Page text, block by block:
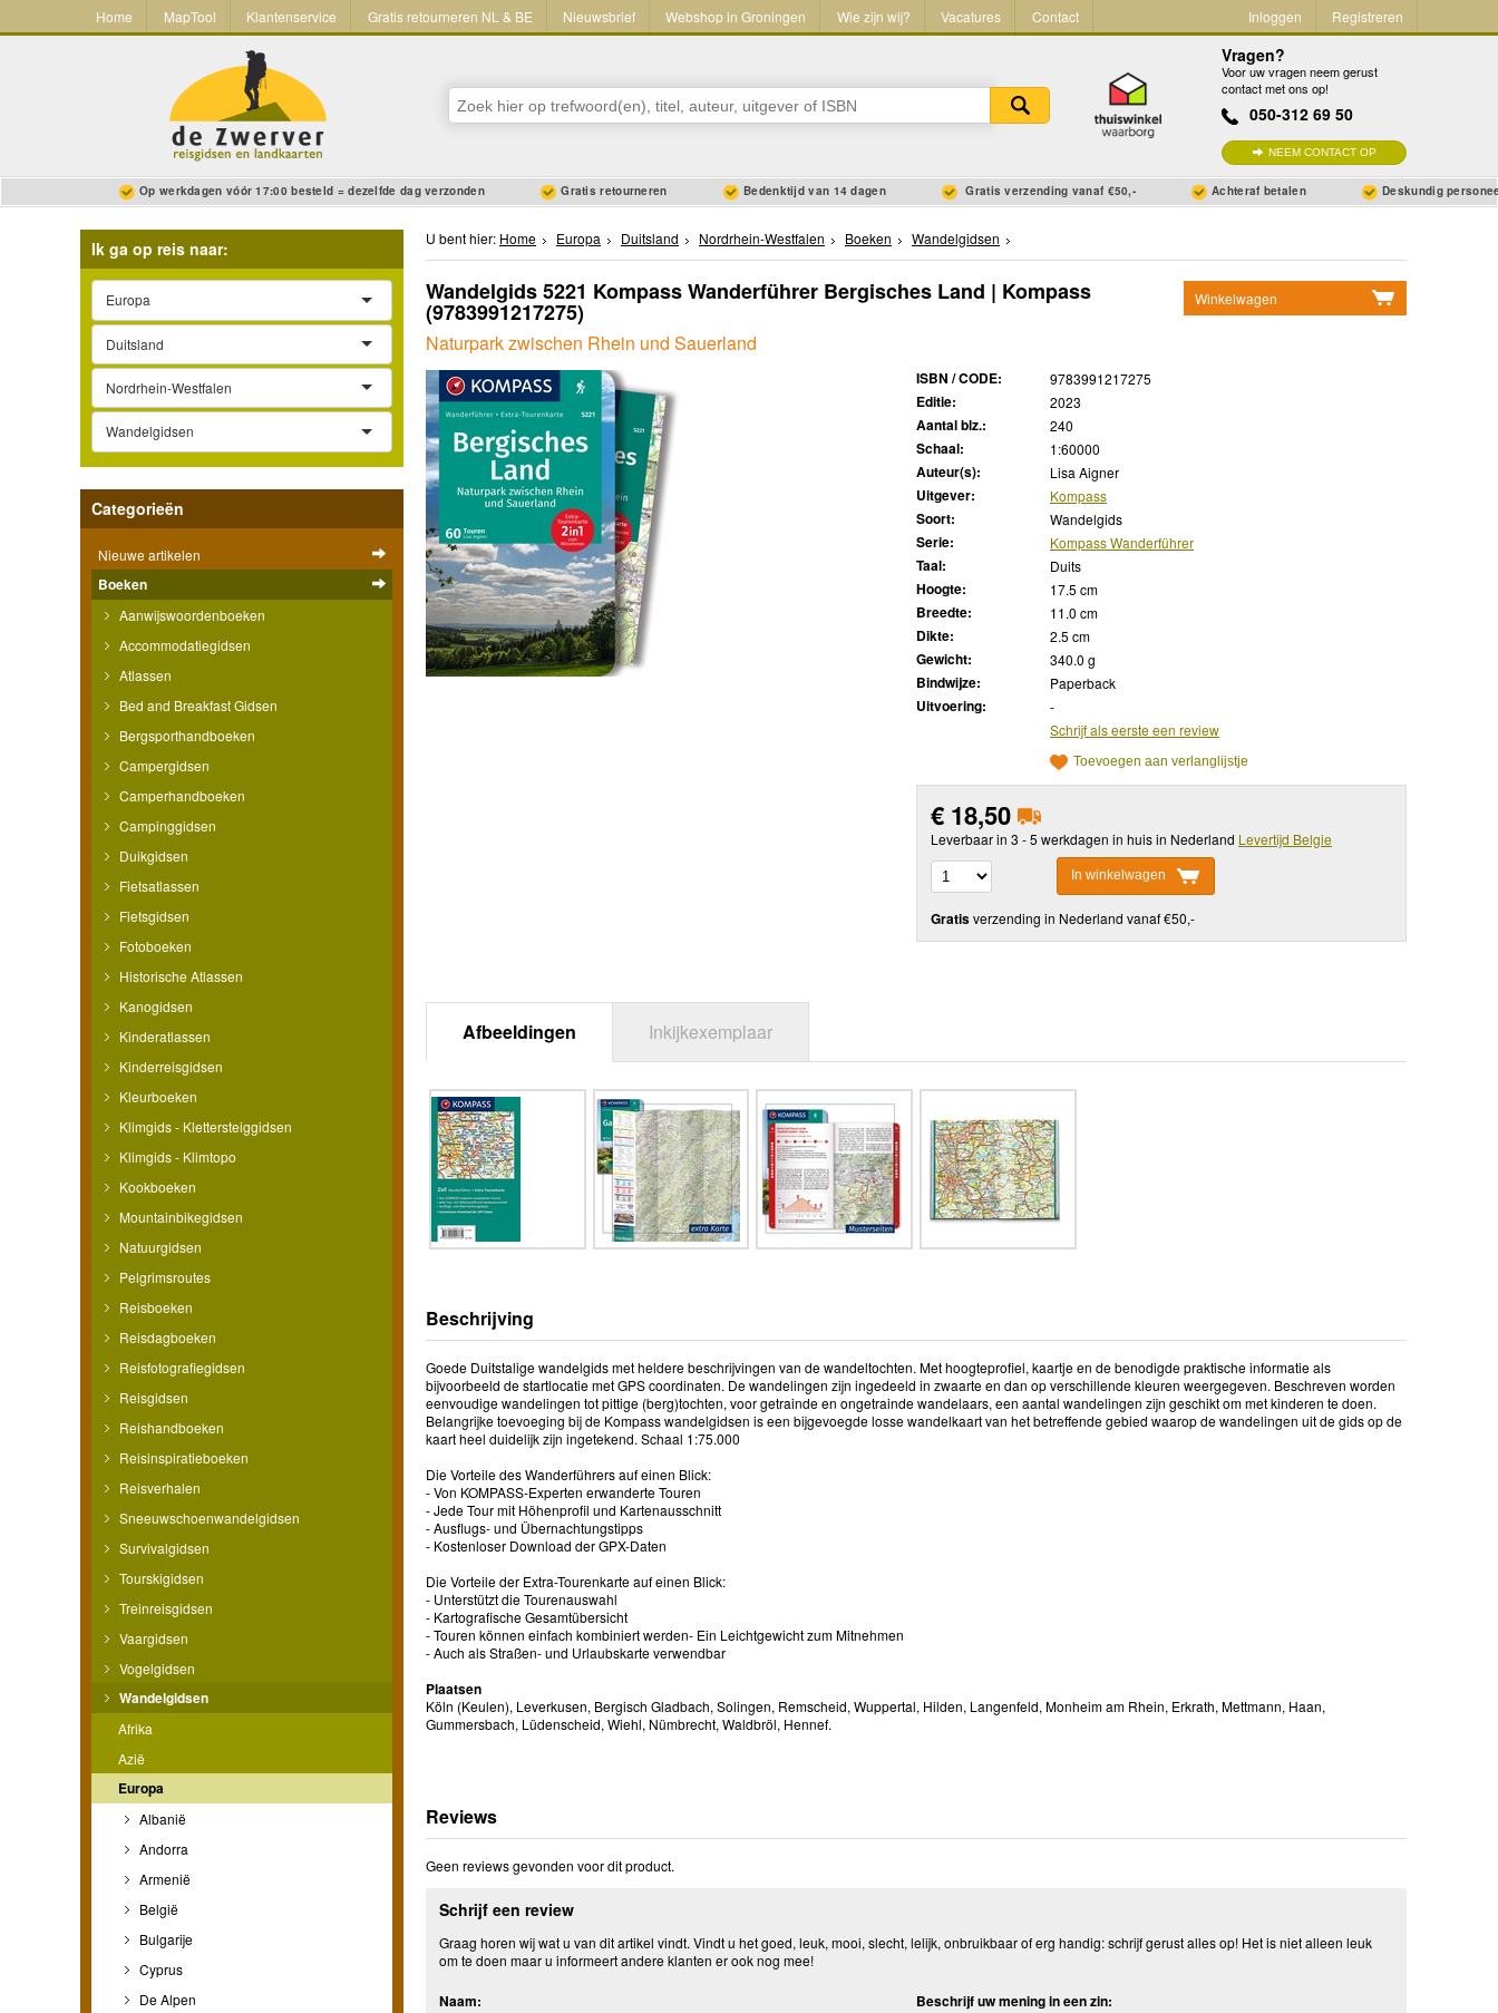
Home MapTool Klantenservice Gratis retourneren NL & BE Nieuwsbrief Webshop in Groningen Wie zijn wij? Vacatures Contact Inloggen Registreren
Vragen?
Voor uw vragen neem gerust
contact met ons op!
050-312 69 50
NEEM CONTACT OP
Op werkdagen vóór 17:00 besteld = dezelfde dag verzonden Gratis retourneren Bedenktijd van 14 dagen Gratis verzending vanaf €50,- Achteraf betalen Deskundig
Ik ga op reis naar:
Europa
Duitsland
Nordrhein-Westfalen
Wandelgidsen
Categorieën
Nieuwe artikelen
Boeken
Aanwijswoordenboeken
Accommodatiegidsen
Atlassen
Bed and Breakfast Gidsen
Bergsporthandboeken
Campergidsen
Camperhandboeken
Campinggidsen
Duikgidsen
Fietsatlassen
Fietsgidsen
Fotoboeken
Historische Atlassen
Kanogidsen
Kinderatlassen
Kinderreisgidsen
Kleurboeken
Klimgids - Klettersteiggidsen
Klimgids - Klimtopo
Kookboeken
Mountainbikegidsen
Natuurgidsen
Pelgrimsroutes
Reisboeken
Reisdagboeken
Reisfotografiegidsen
Reisgidsen
Reishandboeken
Reisinspiratieboeken
Reisverhalen
Sneeuwschoenwandelgidsen
Survivalgidsen
Tourskigidsen
Treinreisgidsen
Vaargidsen
Vogelgidsen
Wandelgidsen
Afrika
Azië
Europa
Albanië
Andorra
Armenië
België
Bulgarije
Cyprus
De Alpen
U bent hier: Home Europa Duitsland Nordrhein-Westfalen Boeken Wandelgidsen
Winkelwagen
Wandelgids 5221 Kompass Wanderführer Bergisches Land | Kompass
(9783991217275)
Naturpark zwischen Rhein und Sauerland
ISBN / CODE: 9783991217275
Editie: 2023
Aantal blz.: 240
Schaal: 1:60000
Auteur(s): Lisa Aigner
Uitgever: Kompass
Soort: Wandelgids
Serie: Kompass Wanderführer
Taal: Duits
Hoogte: 17.5 cm
Breedte: 11.0 cm
Dikte: 2.5 cm
Gewicht: 340.0 g
Bindwijze: Paperback
Uitvoering:
-
Schrijf als eerste een review
Toevoegen aan verlanglijstje
€ 18,50
Leverbaar in 3 - 5 werkdagen in huis in Nederland Levertijd Belgie
In winkelwagen
Gratisverzending in Nederland vanaf €50,-
Afbeeldingen Inkijkexemplaar
Beschrijving
Goede Duitstalige wandelgids met heldere beschrijvingen van de wandeltochten. Met hoogteprofiel, kaartje en de benodigde praktische informatie als
bijvoorbeeld de startlocatie met GPS coordinaten. De wandelingen zijn ingedeeld in zwaarte en dan op verschillende kleuren weergegeven. Beschreven worden
eenvoudige wandelingen tot pittige (berg)tochten, voor getrainde en ongetrainde wandelaars, een aantal wandelingen zijn geschikt om met kinderen te doen.
Belangrijke toevoeging bij de Kompass wandelgidsen is een bijgevoegde losse wandelkaart van het betreffende gebied waarop de wandelingen uit de gids op de
kaart heel duidelijk zijn ingetekend. Schaal 1:75.000
Die Vorteile des Wanderführers auf einen Blick:
- Von KOMPASS-Experten erwanderte Touren
- Jede Tour mit Höhenprofil und Kartenausschnitt
- Ausflugs- und Übernachtungstipps
- Kostenloser Download der GPX-Daten
Die Vorteile der Extra-Tourenkarte auf einen Blick:
- Unterstützt die Tourenauswahl
- Kartografische Gesamtübersicht
- Touren können einfach kombiniert werden- Ein Leichtgewicht zum Mitnehmen
- Auch als Straßen- und Urlaubskarte verwendbar
Plaatsen
Köln (Keulen), Leverkusen, Bergisch Gladbach, Solingen, Remscheid, Wuppertal, Hilden, Langenfeld, Monheim am Rhein, Erkrath, Mettmann, Haan,
Gummersbach, Lüdenscheid, Wiehl, Nümbrecht, Waldbröl, Hennef.
Reviews
Geen reviews gevonden voor dit product.
Schrijf een review
Graag horen wij wat u van dit artikel vindt. Vindt u het goed, leuk, mooi, slecht, lelijk, onbruikbaar of erg handig: schrijf gerust alles op! Het is niet alleen leuk
om te doen maar u informeert andere klanten er ook nog mee!
Naam: Beschrijf uw mening in een zin: